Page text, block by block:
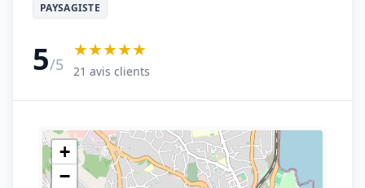
PAYSAGISTE
5/5
★★★★★
21 avis clients
+
−